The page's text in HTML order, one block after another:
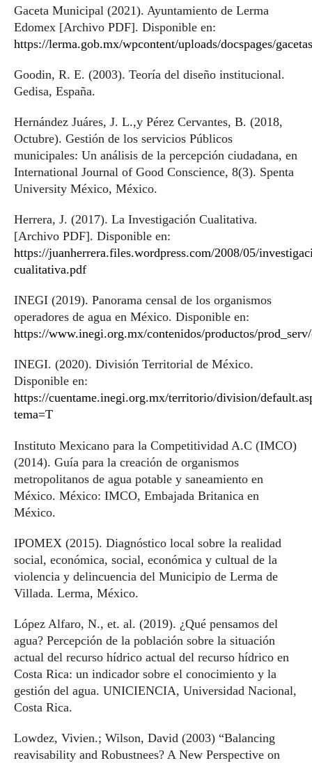
Gaceta Municipal (2021). Ayuntamiento de Lerma
Edomex [Archivo PDF]. Disponible en:
https://lerma.gob.mx/wpcontent/uploads/docspages/
Goodin, R. E. (2003). Teoría del diseño institucional.
Gedisa, España.
Hernández Juáres, J. L.,y Pérez Cervantes, B. (2018,
Octubre). Gestión de los servicios Públicos
municipales: Un análisis de la percepción ciudadana, en
International Journal of Good Conscience, 8(3). Spenta
University México, México.
Herrera, J. (2017). La Investigación Cualitativa.
[Archivo PDF]. Disponible en:
https://juanherrera.files.wordpress.com/2008/05/
cualitativa.pdf
INEGI (2019). Panorama censal de los organismos
operadores de agua en México. Disponible en:
https://www.inegi.org.mx/contenidos/productos/
INEGI. (2020). División Territorial de México.
Disponible en:
https://cuentame.inegi.org.mx/territorio/division/
tema=T
Instituto Mexicano para la Competitividad A.C (IMCO)
(2014). Guía para la creación de organismos
metropolitanos de agua potable y saneamiento en
México. México: IMCO, Embajada Britanica en
México.
IPOMEX (2015). Diagnóstico local sobre la realidad
social, económica, social, económica y cultual de la
violencia y delincuencia del Municipio de Lerma de
Villada. Lerma, México.
López Alfaro, N., et. al. (2019). ¿Qué pensamos del
agua? Percepción de la población sobre la situación
actual del recurso hídrico actual del recurso hídrico en
Costa Rica: un indicador sobre el conocimiento y la
gestión del agua. UNICIENCIA, Universidad Nacional,
Costa Rica.
Lowdez, Vivien.; Wilson, David (2003) “Balancing
reavisability and Robustnees? A New Perspective on